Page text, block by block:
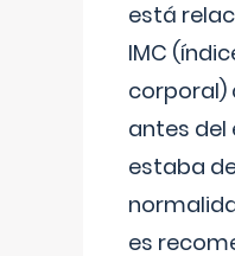
está
IMC
corporal)
antes del
estaba
es